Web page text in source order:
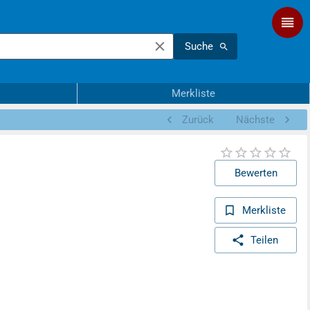
Suche
Merkliste
Zurück Nächste
Bewerten
Merkliste
Teilen